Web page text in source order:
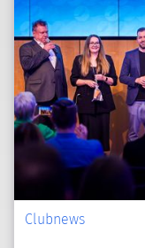
Clubnews